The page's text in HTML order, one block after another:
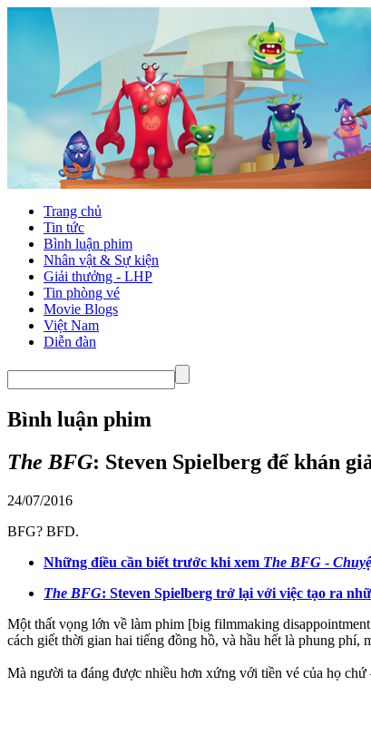
Trang chủ
Tin tức
Bình luận phim
Nhân vật & Sự kiện
Giải thưởng - LHP
Tin phòng vé
Movie Blogs
Việt Nam
Diễn đàn
Bình luận phim
The BFG: Steven Spielberg để khán
24/07/2016
BFG? BFD.
Những điều cần biết trước khi xem The BFG -
The BFG: Steven Spielberg trở lại với việc tạo ra
Một thất vọng lớn về làm phim [big filmmaking
cách giết thời gian hai tiếng đồng hồ, và hầu hết là phung phí,
Mà người ta đáng được nhiều hơn xứng với tiền vé của họ